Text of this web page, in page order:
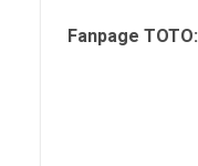
Fanpage TOTO: